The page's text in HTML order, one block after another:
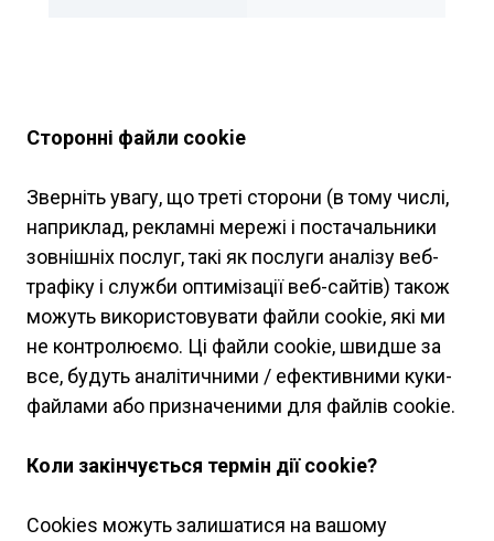
Сторонні файли cookie
Зверніть увагу, що треті сторони (в тому числі,
наприклад, рекламні мережі і постачальники
зовнішніх послуг, такі як послуги аналізу веб-
трафіку і служби оптимізації веб-сайтів) також
можуть використовувати файли cookie, які ми
не контролюємо. Ці файли cookie, швидше за
все, будуть аналітичними / ефективними куки-
файлами або призначеними для файлів cookie.
Коли закінчується термін дії cookie?
Cookies можуть залишатися на вашому